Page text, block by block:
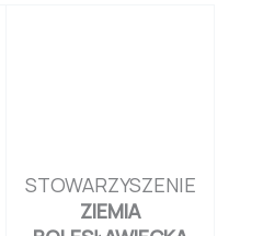
STOWARZYSZENIE
ZIEMIA